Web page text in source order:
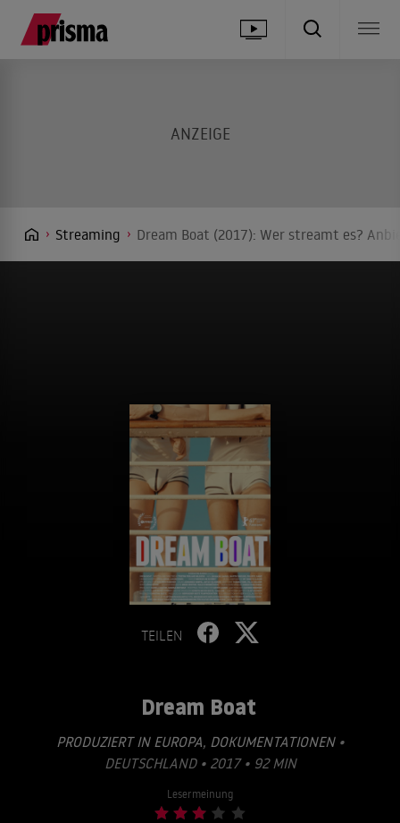
Streaming Dream Boat (2017): Wer streamt es?
TEILEN
Dream Boat
PRODUZIERT IN EUROPA, DOKUMENTATIONEN•
DEUTSCHLAND • 2017 • 92 MIN
Lesermeinung